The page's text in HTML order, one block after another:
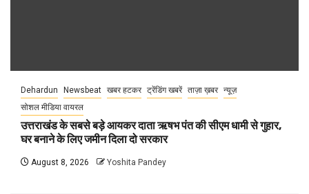
Dehardun Newsbeat खबर हटकर ट्रेंडिंग खबरें ताज़ा ख़बर न्यूज़
सोशल मीडिया वायरल
उत्तराखंड के सबसे बड़े आयकर दाता ऋषभ पंत की सीएम धामी से गुहार,
घर बनाने के लिए जमीन दिला दो सरकार
August 8, 2026 Yoshita Pandey